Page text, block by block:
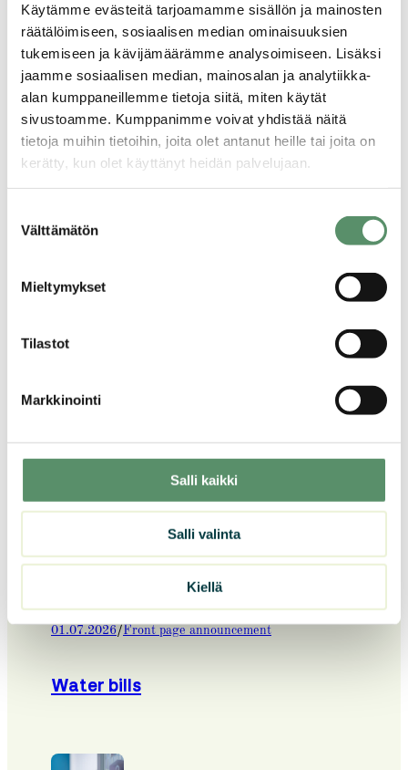
Käytämme evästeitä tarjoamamme sisällön ja mainosten
räätälöimiseen, sosiaalisen median ominaisuuksien
tukemiseen ja kävijämäärämme analysoimiseen. Lisäksi
jaamme sosiaalisen median, mainosalan ja analytiikka-
alan kumppaneillemme tietoja siitä, miten käytät
sivustoamme. Kumppanimme voivat yhdistää näitä
tietoja muihin tietoihin, joita olet antanut heille tai joita on
kerätty, kun olet käyttänyt heidän palvelujaan.
Evästeet >
valinta
Välttämätön
Mieltymykset
Tilastot
Markkinointi
Salli kaikki
Salli valinta
Kiellä
Jaa artikkeli:
WhatsAppFacebookLinkedInEmail Share
Lisää ajankohtaisia
10.07.2026
01.07.2026/Front page announcement
Water bills